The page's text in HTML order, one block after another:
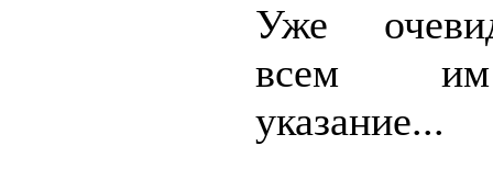
Уже
всем
указание...